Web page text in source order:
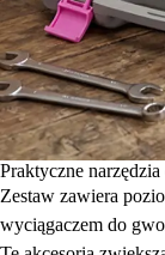
Praktyczne
Zestaw zawiera
wyciągaczem do